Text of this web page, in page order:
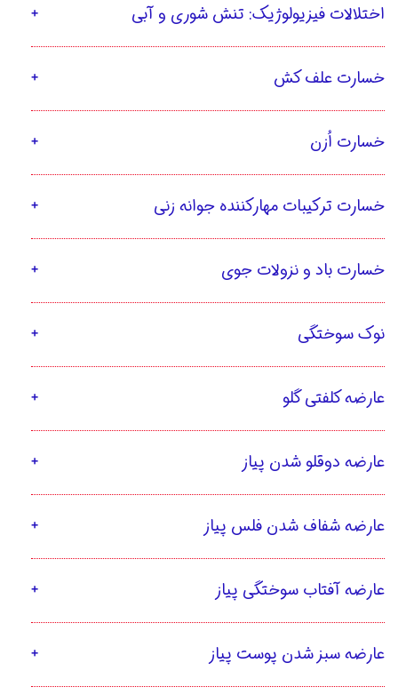
اختلالات فیزیولوژیک: تنش شوری و آبی
خسارت علف کش
خسارت اُزن
خسارت ترکیبات مهارکننده جوانه زنی
خسارت باد و نزولات جوی
نوک سوختگی
عارضه کلفتی گلو
عارضه دوقلو شدن پیاز
عارضه شفاف شدن فلس پیاز
عارضه آفتاب سوختگی پیاز
عارضه سبز شدن پوست پیاز